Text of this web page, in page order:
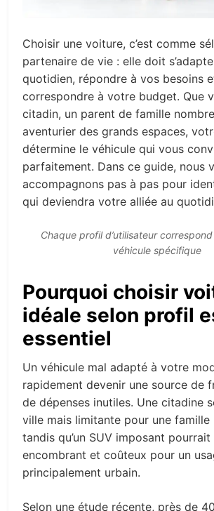
Choisir une voiture, c’est comme
partenaire de vie : elle doit
quotidien, répondre à vos besoins
correspondre à votre budget. Que
citadin, un parent de famille
aventurier des grands espaces,
détermine le véhicule qui vous
parfaitement. Dans ce guide, nous
accompagnons pas à pas pour
qui deviendra votre alliée au
Chaque profil d’utilisateur
véhicule spécifique
Pourquoi choisir
idéale selon profil
essentiel
Un véhicule mal adapté à votre
rapidement devenir une source de
de dépenses inutiles. Une citadine
ville mais limitante pour une famille
tandis qu’un SUV imposant pourrait
encombrant et coûteux pour un
principalement urbain.
Selon une étude récente, près de